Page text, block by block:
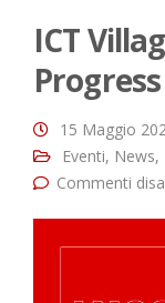
ICT
Progress
15 Maggio
Eventi, News,
Commenti